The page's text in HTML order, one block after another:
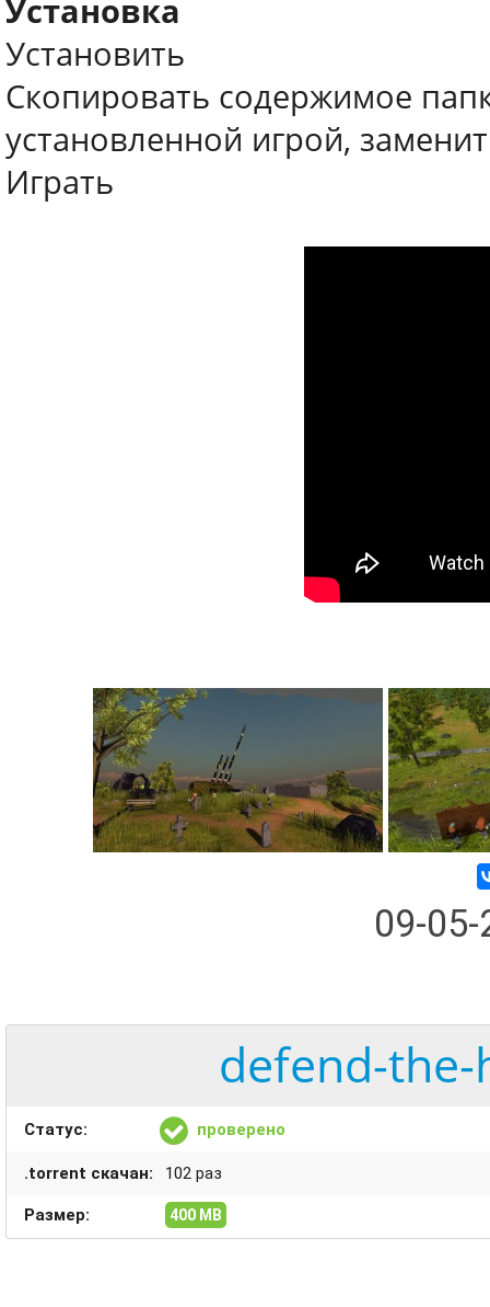
Установка
Установить
Скопировать содержимое
установленной игрой,
Играть
09-
defend-
Статус: проверено
.torrent скачан: 102 раз
Размер: 400 MB